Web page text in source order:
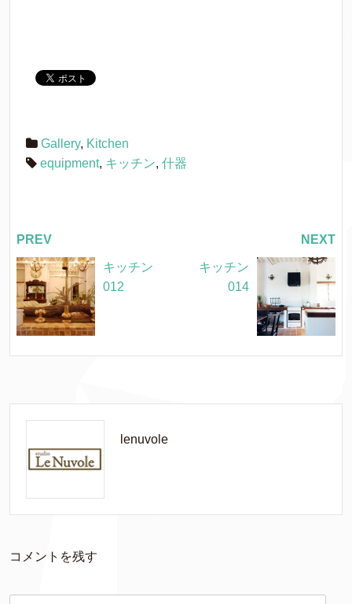
Gallery, Kitchen
equipment, キッチン, 什器
PREV
キッチン
012
NEXT
キッチン
014
lenuvole
コメントを残す